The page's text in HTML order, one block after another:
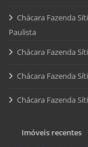
Chácara Fazenda
Paulista
Chácara Fazenda
Chácara Fazenda
Chácara Fazenda
Imóveis recentes